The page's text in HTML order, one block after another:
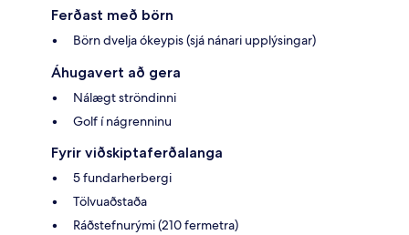
Ferðast með börn
Börn dvelja ókeypis (sjá nánari upplýsingar)
Áhugavert að gera
Nálægt ströndinni
Golf í nágrenninu
Fyrir viðskiptaferðalanga
5 fundarherbergi
Tölvuaðstaða
Ráðstefnurými (210 fermetra)